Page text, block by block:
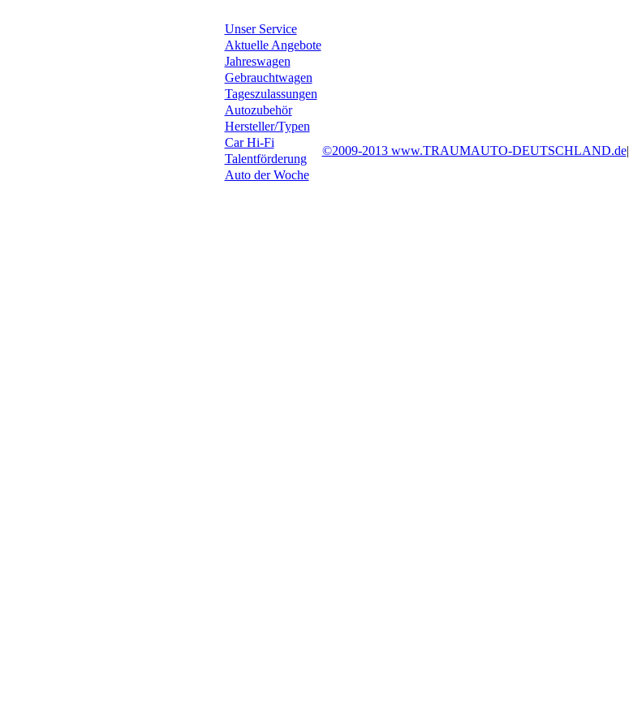
Unser Service
Aktuelle Angebote
Jahreswagen
Gebrauchtwagen
Tageszulassungen
Autozubehör
Hersteller/Typen
Car Hi-Fi
Talentförderung
Auto der Woche
©2009-2013 www.TRAUMAUTO-DEUTSCHLAND.de|